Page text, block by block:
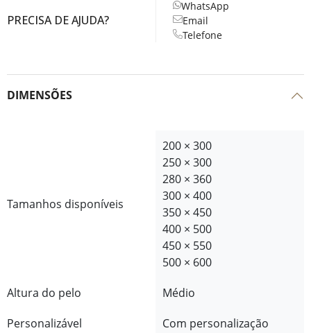
PRECISA DE AJUDA?
WhatsApp
Email
Telefone
DIMENSÕES
Tamanhos disponíveis
200 × 300
250 × 300
280 × 360
300 × 400
350 × 450
400 × 500
450 × 550
500 × 600
Altura do pelo
Médio
Personalizável
Com personalização